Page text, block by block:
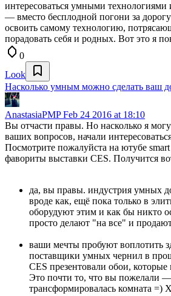
интересоваться умными
— вместо бесплодной погони за
освоить самому технологию,
порадовать себя и родных. Вот это я
0
Look
Насколько умным можно сделать ваш
AnastasiaPMPFeb 24 2016 at 18:10
Вы отчасти правы. Но насколько я
ваших вопросов, начали
Посмотрите пожалуйста на ютубе
фавориты выставки CES. Получится
да, вы правы. индустрия умных
вроде как, ещё пока только в
оборудуют этим и как бы никто
просто делают "на все" и
ваши мечты пробуют воплотить
поставщики умных чернил в
CES презентовали обои,
Это почти то, что вы пожелали
трансформировалась комната =)